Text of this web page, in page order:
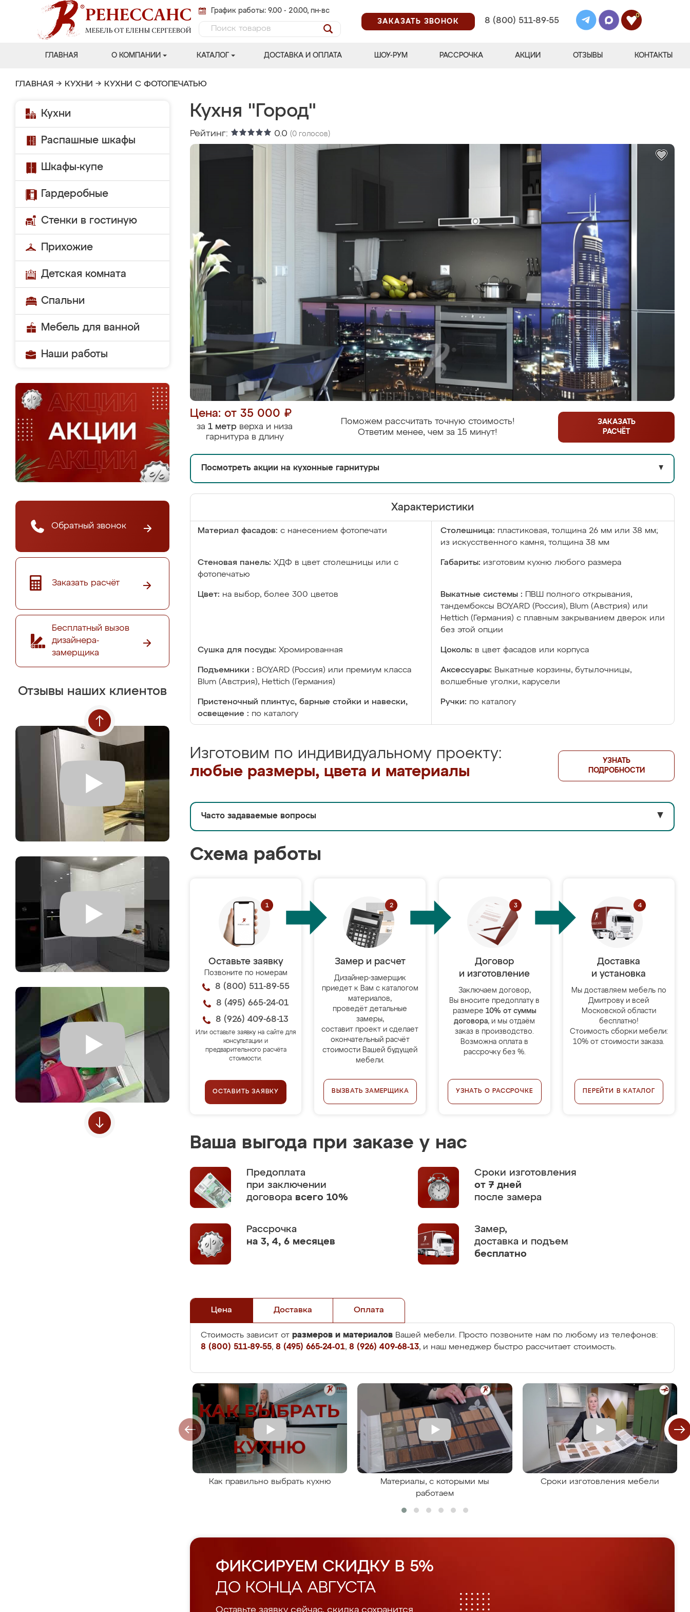
График работы: 9.00 - 20.00, пн-вс
ЗАКАЗАТЬ ЗВОНОК
8 (800) 511-89-55
0
ГЛАВНАЯ О КОМПАНИИ КАТАЛОГ ДОСТАВКА И ОПЛАТА ШОУ-РУМ РАССРОЧКА АКЦИИ ОТЗЫВЫ КОНТАКТЫ
ГЛАВНАЯ → КУХНИ → КУХНИ С ФОТОПЕЧАТЬЮ
Кухни
Распашные шкафы
Шкафы-купе
Гардеробные
Стенки в гостиную
Прихожие
Детская комната
Спальни
Мебель для ванной
Наши работы
Обратный звонок
Заказать расчёт
Бесплатный вызов
дизайнера-
замерщика
Отзывы наших клиентов
Кухня "Город"
Рейтинг: 0.0 (0 голосов)
Цена: от 35 000 ₽
за 1 метр верха и низа
гарнитура в длину
Поможем рассчитать точную стоимость!
Ответим менее, чем за 15 минут!
ЗАКАЗАТЬ
РАСЧЁТ
Посмотреть акции на кухонные гарнитуры ▼
Характеристики
Материал фасадов: с нанесением фотопечати Столешница: пластиковая, толщина 26 мм или 38 мм;
из искусственного камня, толщина 38 мм
Стеновая панель: ХДФ в цвет столешницы или с
фотопечатью
Габариты: изготовим кухню любого размера
Цвет: на выбор, более 300 цветов Выкатные системы :
ПВШ полного открывания,
тандембоксы BOYARD (Россия), Blum (Австрия) или
Hettich (Германия) с плавным закрыванием дверок или
без этой опции
Сушка для посуды: Хромированная Цоколь: в цвет фасадов или корпуса
Подъемники : BOYARD (Россия) или премиум класса
Blum (Австрия), Hettich (Германия)
Аксессуары: Выкатные корзины, бутылочницы,
волшебные уголки, карусели
Пристеночный плинтус, барные стойки и навески,
освещение : по каталогу
Ручки: по каталогу
Изготовим по индивидуальному проекту:
любые размеры, цвета и материалы
УЗНАТЬ
ПОДРОБНОСТИ
Часто задаваемые вопросы ▼
Схема работы
Оставьте заявку
Позвоните по номерам
8 (800) 511-89-55
8 (495) 665-24-01
8 (926) 409-68-13
Или оставьте заявку на сайте для
консультации и
предварительного расчёта
стоимости.
ОСТАВИТЬ ЗАЯВКУ
Замер и расчет
Дизайнер-замерщик
приедет к Вам с каталогом
материалов,
проведёт детальные
замеры,
составит проект и сделает
окончательный расчёт
стоимости Вашей будущей
мебели.
ВЫЗВАТЬ ЗАМЕРЩИКА
Договор
и изготовление
Заключаем договор,
Вы вносите предоплату в
размере 10% от суммы
договора, и мы отдаём
заказ в производство.
Возможна оплата в
рассрочку без %.
УЗНАТЬ О РАССРОЧКЕ
Доставка
и установка
Мы доставляем мебель по
Дмитрову и всей
Московской области
бесплатно!
Стоимость сборки мебели:
10% от стоимости заказа.
ПЕРЕЙТИ В КАТАЛОГ
Ваша выгода при заказе у нас
Предоплата
при заключении
договора всего 10%
Сроки изготовления
от 7 дней
после замера
Рассрочка
на 3, 4, 6 месяцев
Замер,
доставка и подъем
бесплатно
Цена Доставка Оплата
Стоимость зависит от размеров и материалов Вашей мебели. Просто позвоните нам по любому из телефонов:
8 (800) 511-89-55, 8 (495) 665-24-01, 8 (926) 409-68-13, и наш менеджер быстро рассчитает стоимость.
Как правильно выбрать кухню
Материалы, с которыми мы
работаем
Сроки изготовления мебели
ФИКСИРУЕМ СКИДКУ В 5%
ДО КОНЦА АВГУСТА
Оставьте заявку сейчас, скидка сохранится.